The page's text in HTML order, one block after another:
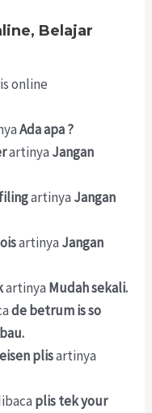
Belajar
Ada apa ?
artinya Jangan
artinya Jangan
artinya Jangan
artinya Mudah sekali.
de betrum is so
plisartinya
plis tek your